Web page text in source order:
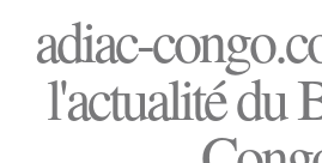
adiac-
l'actualité du